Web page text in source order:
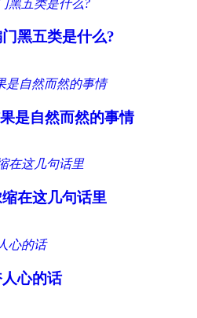
黑五类是什么?
是自然而然的事情
在这几句话里
心的话